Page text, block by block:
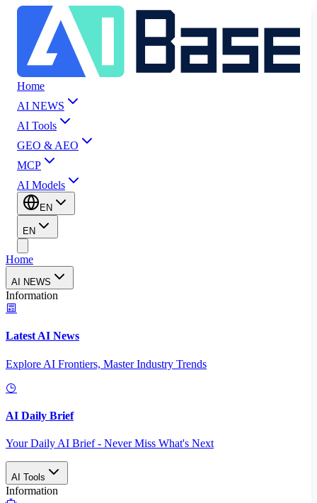
Home
AI NEWS
AI Tools
GEO & AEO
MCP
AI Models
EN
EN
Home
AI NEWS
Information
Latest AI News
Explore AI Frontiers, Master Industry Trends
AI Daily Brief
Your Daily AI Brief - Never Miss What's Next
AI Tools
Information